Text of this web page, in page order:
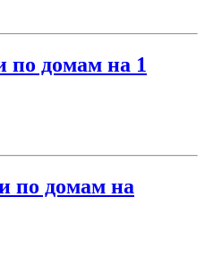
по домам на 1
по домам на